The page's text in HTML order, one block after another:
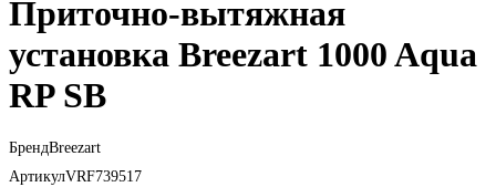
Приточно-вытяжная
установка Breezart 1000 Aqua
RP SB
БрендBreezart
АртикулVRF739517